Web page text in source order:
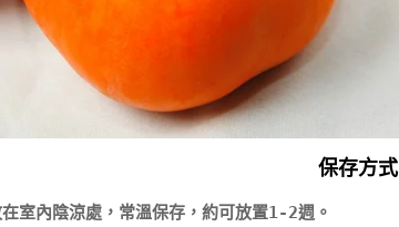
保存方式
室內陰涼處，常溫保存，約可放置1-2週。